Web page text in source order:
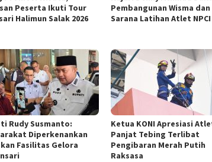
Peserta Ikuti Tour
Halimun Salak 2026
Pembangunan Wisma dan
Sarana Latihan Atlet NPCI
Rudy Susmanto:
Diperkenankan
Fasilitas Gelora
Ketua KONI Apresiasi
Panjat Tebing Terlibat
Pengibaran Merah Putih
Raksasa